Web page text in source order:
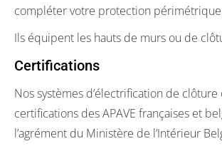
compléter votre protection
Ils équipent les hauts de murs ou de
Certifications
Nos systèmes d’électrification de
certifications des APAVE françaises et
l’agrément du Ministère de l’Intérieur